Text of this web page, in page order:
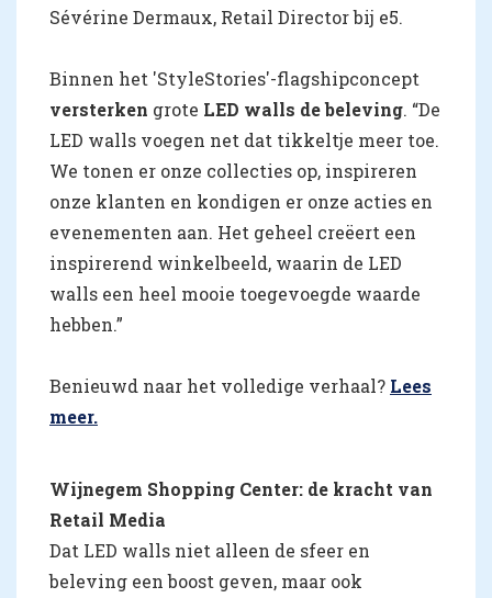
Sévérine Dermaux, Retail Director bij e5.
Binnen het 'StyleStories'-flagshipconcept
versterken grote LED walls de beleving. “De
LED walls voegen net dat tikkeltje meer toe.
We tonen er onze collecties op, inspireren
onze klanten en kondigen er onze acties en
evenementen aan. Het geheel creëert een
inspirerend winkelbeeld, waarin de LED
walls een heel mooie toegevoegde waarde
hebben.”
Benieuwd naar het volledige verhaal? Lees
meer.
Wijnegem Shopping Center: de kracht van
Retail Media
Dat LED walls niet alleen de sfeer en
beleving een boost geven, maar ook